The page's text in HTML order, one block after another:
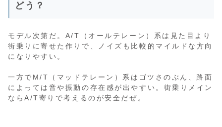
どう？
モデル次第だ。A/T（オールテレーン）系は見た目より
街乗りに寄せた作りで、ノイズも比較的マイルドな方向
になりやすい。
一方でM/T（マッドテレーン）系はゴツさのぶん、路面
によっては音や振動の存在感が出やすい。街乗りメイン
ならA/T寄りで考えるのが安全だぜ。